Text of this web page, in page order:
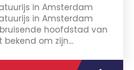
in Amsterdam
in Amsterdam
hoofdstad van
bekend om zijn…